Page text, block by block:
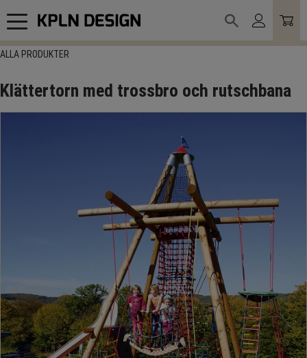
Meny
ALLA PRODUKTER
Klättertorn med trossbro och rutschbana